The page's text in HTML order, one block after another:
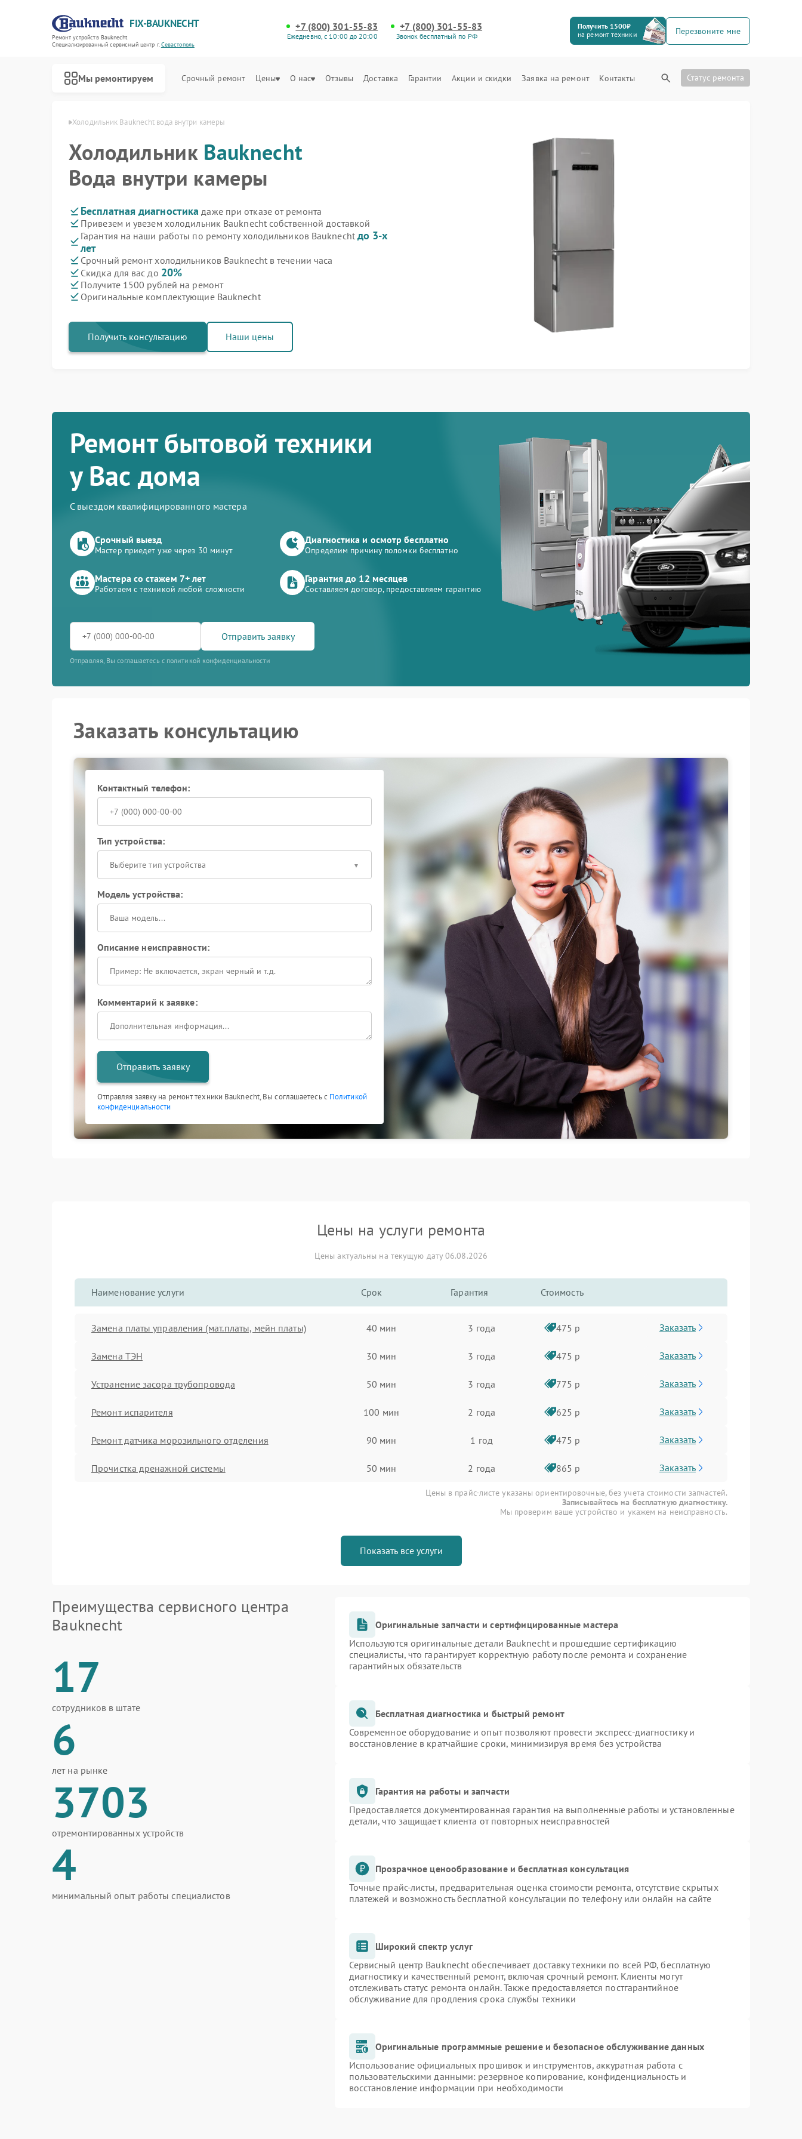
FIX-BAUKNECHT
Ремонт устройств Bauknecht
Специализированный cервисный центр г.Севастополь
+7 (800) 301-55-83
Ежедневно, с 10:00 до 20:00
+7 (800) 301-55-83
Звонок бесплатный по РФ
Получить 1500₽
на ремонт техники
Перезвоните мне
Мы ремонтируем Срочный ремонт Цены О нас Отзывы Доставка Гарантии Акции и скидки Заявка на ремонт Контакты Статус ремонта
в Севастополе Холодильник Bauknecht вода внутри камеры
Холодильник Bauknecht
Вода внутри камеры
Бесплатная диагностика даже при отказе от ремонта
Привезем и увезем холодильник Bauknecht собственной доставкой
Гарантия на наши работы по ремонту холодильников Bauknecht до 3-х
лет
Срочный ремонт холодильников Bauknecht в течении часа
Скидка для вас до 20%
Получите 1500 рублей на ремонт
Оригинальные комплектующие Bauknecht
Получить консультацию Наши цены
Ремонт бытовой техники
у Вас дома
С выездом квалифицированного мастера
Срочный выезд
Мастер приедет уже через 30 минут
Диагностика и осмотр бесплатно
Определим причину поломки бесплатно
Мастера со стажем 7+ лет
Работаем с техникой любой сложности
Гарантия до 12 месяцев
Составляем договор, предоставляем гарантию
Отправить заявку
Отправляя, Вы соглашаетесь с политикой конфиденциальности
Заказать консультацию
Контактный телефон:
Тип устройства:
Выберите тип устройства
Модель устройства:
Описание неисправности:
Комментарий к заявке:
Отправить заявку
Отправляя заявку на ремонт техники Bauknecht, Вы соглашаетесь с Политикой
конфиденциальности
Цены на услуги ремонта
Цены актуальны на текущую дату 06.08.2026
Наименование услуги Срок Гарантия Стоимость
Замена платы управления (мат.платы, мейн платы) 40 мин 3 года 475 р Заказать
Замена ТЭН 30 мин 3 года 475 р Заказать
Устранение засора трубопровода 50 мин 3 года 775 р Заказать
Ремонт испарителя 100 мин 2 года 625 р Заказать
Ремонт датчика морозильного отделения 90 мин 1 год 475 р Заказать
Прочистка дренажной системы 50 мин 2 года 865 р Заказать
Цены в прайс-листе указаны ориентировочные, без учета стоимости запчастей.
Записывайтесь на бесплатную диагностику.
Мы проверим ваше устройство и укажем на неисправность.
Показать все услуги
Преимущества сервисного центра
Bauknecht
17
сотрудников в штате
6
лет на рынке
3703
отремонтированных устройств
4
минимальный опыт работы специалистов
Оригинальные запчасти и сертифицированные мастера
Используются оригинальные детали Bauknecht и прошедшие сертификацию
специалисты, что гарантирует корректную работу после ремонта и сохранение
гарантийных обязательств
Бесплатная диагностика и быстрый ремонт
Современное оборудование и опыт позволяют провести экспресс-диагностику и
восстановление в кратчайшие сроки, минимизируя время без устройства
Гарантия на работы и запчасти
Предоставляется документированная гарантия на выполненные работы и установленные
детали, что защищает клиента от повторных неисправностей
Прозрачное ценообразование и бесплатная консультация
Точные прайс-листы, предварительная оценка стоимости ремонта, отсутствие скрытых
платежей и возможность бесплатной консультации по телефону или онлайн на сайте
Широкий спектр услуг
Сервисный центр Bauknecht обеспечивает доставку техники по всей РФ, бесплатную
диагностику и качественный ремонт, включая срочный ремонт. Клиенты могут
отслеживать статус ремонта онлайн. Также предоставляется постгарантийное
обслуживание для продления срока службы техники
Оригинальные программные решение и безопасное обслуживание данных
Использование официальных прошивок и инструментов, аккуратная работа с
пользовательскими данными: резервное копирование, конфиденциальность и
восстановление информации при необходимости